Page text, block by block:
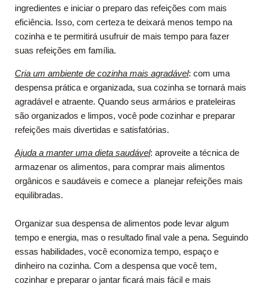
ingredientes e iniciar o preparo das refeições com mais
eficiência. Isso, com certeza te deixará menos tempo na
cozinha e te permitirá usufruir de mais tempo para fazer
suas refeições em família.
Cria um ambiente de cozinha mais agradável: com uma
despensa prática e organizada, sua cozinha se tornará mais
agradável e atraente. Quando seus armários e prateleiras
são organizados e limpos, você pode cozinhar e preparar
refeições mais divertidas e satisfatórias.
Ajuda a manter uma dieta saudável: aproveite a técnica de
armazenar os alimentos, para comprar mais alimentos
orgânicos e saudáveis e comece a planejar refeições mais
equilibradas.
Organizar sua despensa de alimentos pode levar algum
tempo e energia, mas o resultado final vale a pena. Seguindo
essas habilidades, você economiza tempo, espaço e
dinheiro na cozinha. Com a despensa que você tem,
cozinhar e preparar o jantar ficará mais fácil e mais